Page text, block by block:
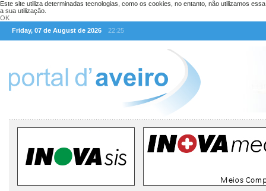
Este site utiliza determinadas tecnologias, como os cookies, no entanto, não utilizamos
a sua utilização.
OK
Friday, 07 de August de 2026
22:25